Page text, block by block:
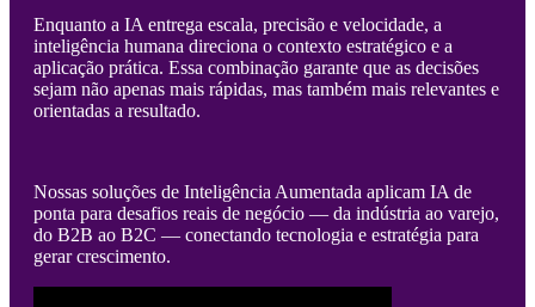
Enquanto a IA entrega escala, precisão e velocidade, a
inteligência humana direciona o contexto estratégico e a
aplicação prática. Essa combinação garante que as decisões
sejam não apenas mais rápidas, mas também mais relevantes e
orientadas a resultado.
Nossas soluções de Inteligência Aumentada aplicam IA de
ponta para desafios reais de negócio — da indústria ao varejo,
do B2B ao B2C — conectando tecnologia e estratégia para
gerar crescimento.